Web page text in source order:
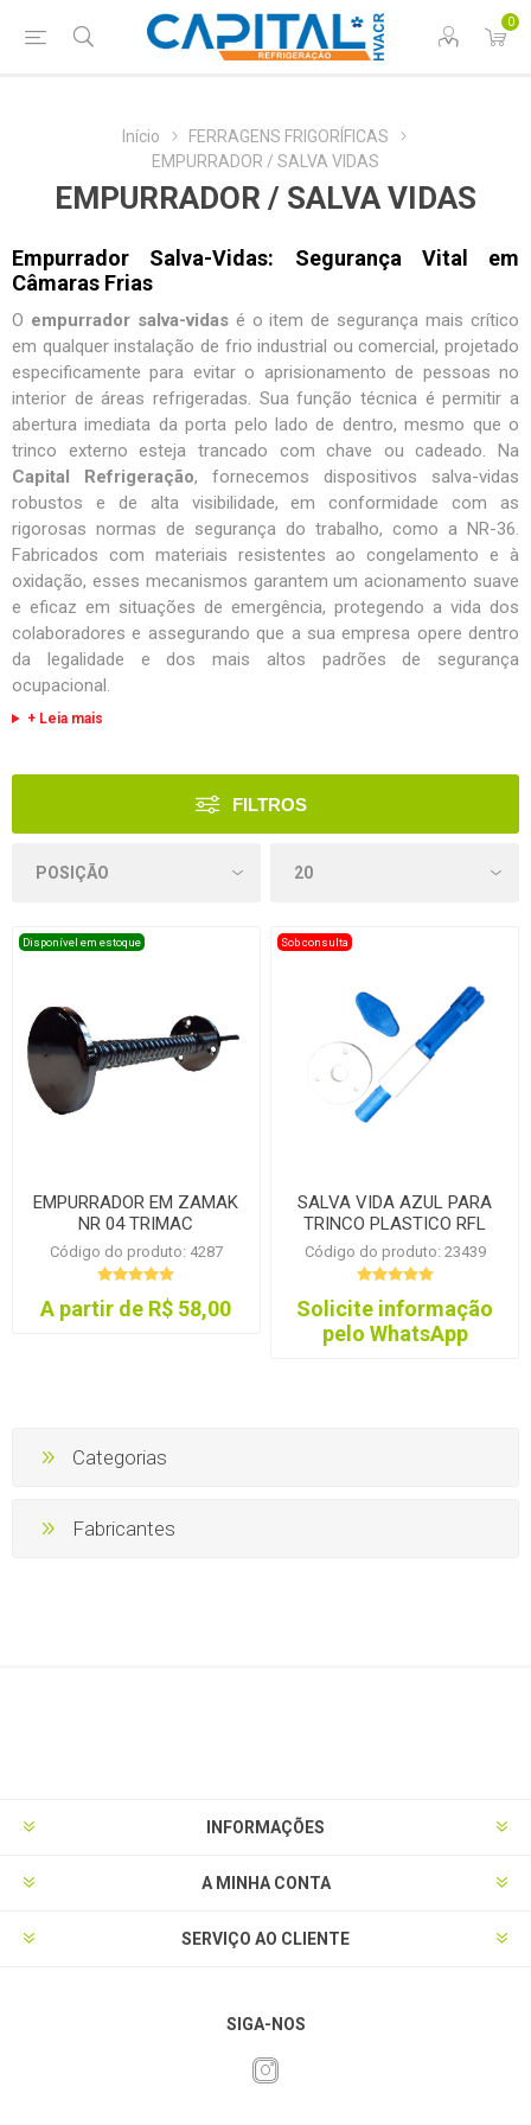
0
Início
FERRAGENS FRIGORÍFICAS
EMPURRADOR / SALVA VIDAS
EMPURRADOR / SALVA VIDAS
Empurrador Salva-Vidas: Segurança Vital em
Câmaras Frias
O empurrador salva-vidasé o item de segurança mais crítico
em qualquer instalação de frio industrial ou comercial, projetado
especificamente para evitar o aprisionamento de pessoas no
interior de áreas refrigeradas. Sua função técnica é permitir a
abertura imediata da porta pelo lado de dentro, mesmo que o
trinco externo esteja trancado com chave ou cadeado. Na
Capital Refrigeração, fornecemos dispositivos salva-vidas
robustos e de alta visibilidade, em conformidade com as
rigorosas normas de segurança do trabalho, como a NR-36.
Fabricados com materiais resistentes ao congelamento e à
oxidação, esses mecanismos garantem um acionamento suave
e eficaz em situações de emergência, protegendo a vida dos
colaboradores e assegurando que a sua empresa opere dentro
da legalidade e dos mais altos padrões de segurança
ocupacional.
+ Leia mais
FILTROS
Disponível em estoque
EMPURRADOR EM ZAMAK
NR 04 TRIMAC
Código do produto: 4287
A partir de R$ 58,00
Sob consulta
SALVA VIDA AZUL PARA
TRINCO PLASTICO RFL
Código do produto: 23439
Solicite informação
pelo WhatsApp
Categorias
Fabricantes
INFORMAÇÕES
A MINHA CONTA
SERVIÇO AO CLIENTE
SIGA-NOS